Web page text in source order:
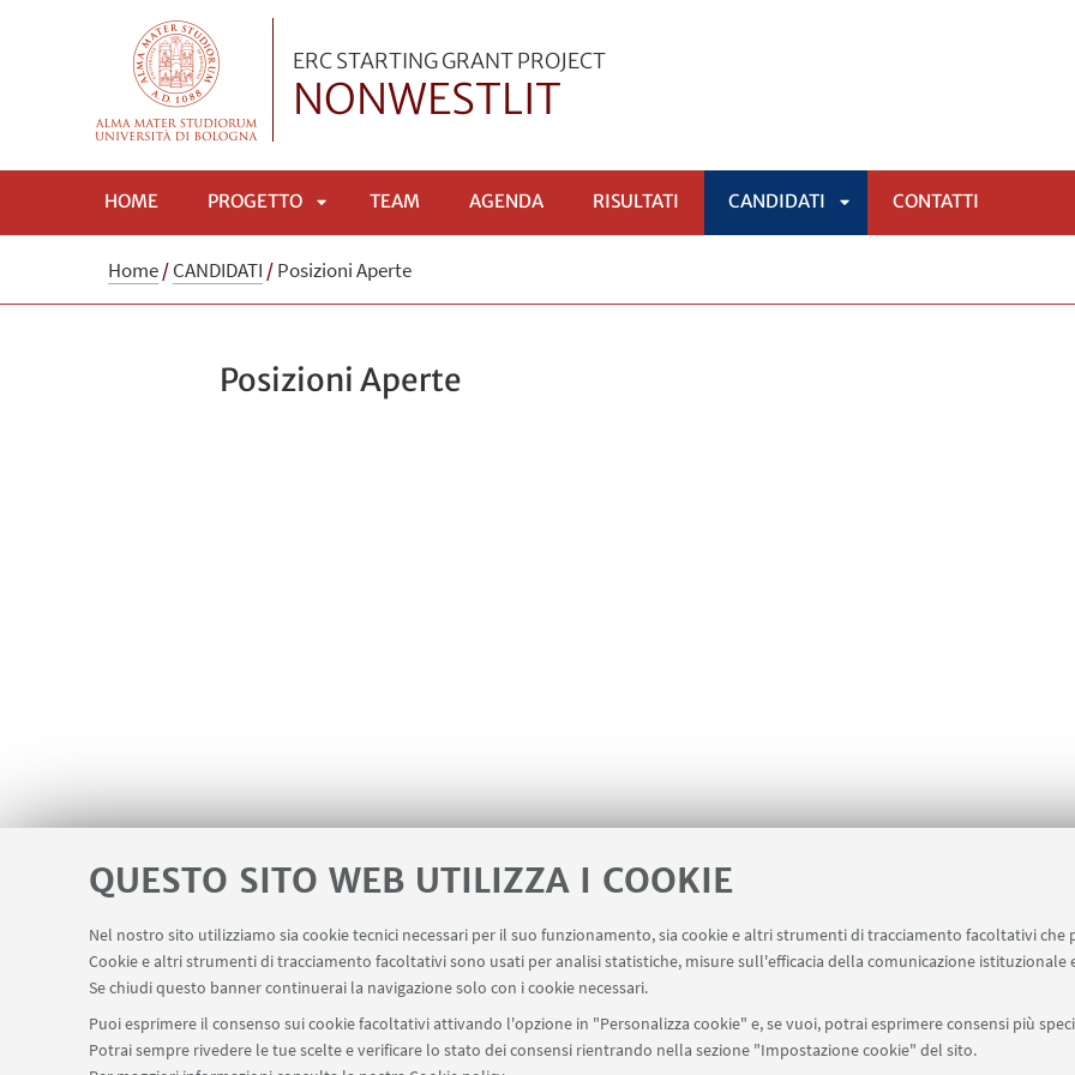
QUESTO SITO WEB UTILIZZA I COOKIE
Nel nostro sito utilizziamo sia cookie tecnici necessari per il suo funzionamento, sia cookie e altri strumenti di tracciamento facoltativi
Cookie e altri strumenti di tracciamento facoltativi sono usati per analisi statistiche, misure sull'efficacia della comunicazione
Se chiudi questo banner continuerai la navigazione solo con i cookie necessari.
Puoi esprimere il consenso sui cookie facoltativi attivando l'opzione in "Personalizza cookie" e, se vuoi, potrai esprimere consensi più
Potrai sempre rivedere le tue scelte e verificare lo stato dei consensi rientrando nella sezione "Impostazione cookie" del sito.
ERC STARTING GRANT PROJECT
NONWESTLIT
HOME PROGETTO
APRI
TEAM AGENDA RISULTATI CANDIDATI CONTATTI
Home/CANDIDATI /Posizioni Aperte
Posizioni Aperte